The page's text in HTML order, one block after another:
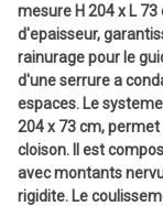
mesure H 204 x L
d'epaisseur,
rainurage pour le
d'une serrure a
espaces. Le
204 x 73 cm,
cloison. Il est
avec montants
rigidite. Le